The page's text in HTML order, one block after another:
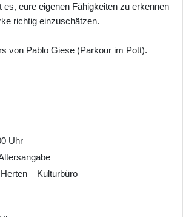
es, eure eigenen Fähigkeiten zu erkennen
richtig einzuschätzen.
von Pablo Giese (Parkour im Pott).
Uhr
– Kulturbüro